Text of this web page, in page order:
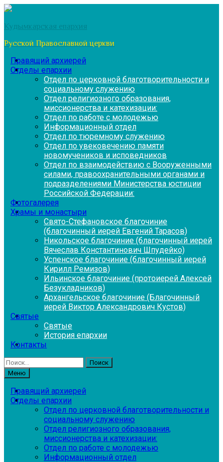
Перейти
содержимому
Кудымкарская епархия
Русской Православной церкви
Правящий архиерей
Отделы епархии
Отдел по церковной благотворительности и
социальному служению
Отдел религиозного образования,
миссионерства и катехизации:
Отдел по работе с молодежью
Информационный отдел
Отдел по тюремному служению
Отдел по увековечению памяти
новомучеников и исповедников
Отдел по взаимодействию с Вооруженными
силами, правоохранительными органами и
подразделениями Министерства юстиции
Российской Федерации:
Фотогалерея
Храмы и монастыри
Свято-Стефановское благочиние
(благочинный иерей Евгений Тарасов)
Никольское благочиние (благочинный иерей
Вячеслав Константинович Шпудейко)
Успенское благочиние (благочинный иерей
Кирилл Ремизов)
Ильинское благочиние (протоиерей Алексей
Безукладников)
Архангельское благочиние (Благочинный
иерей Виктор Александрович Кустов)
Святые
Святые
История епархии
Контакты
Найти:
Меню
Правящий архиерей
Отделы епархии
Отдел по церковной благотворительности и
социальному служению
Отдел религиозного образования,
миссионерства и катехизации:
Отдел по работе с молодежью
Информационный отдел